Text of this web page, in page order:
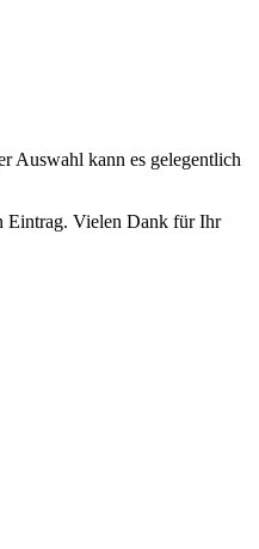
Auswahl kann es gelegentlich
Eintrag. Vielen Dank für Ihr